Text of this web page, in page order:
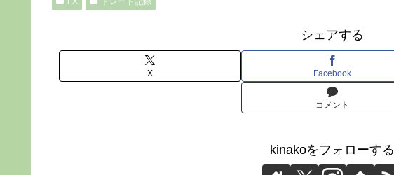
シェアする
X Facebook
コメント
kinakoをフォローする